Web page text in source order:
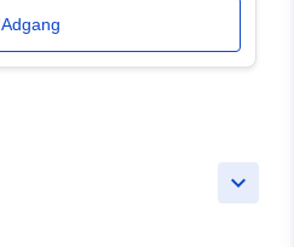
Adgang
keyboard_arrow_down